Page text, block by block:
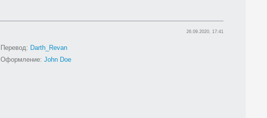
26.09.2020, 17:41
Перевод: Darth_Revan
Оформление: John Doe